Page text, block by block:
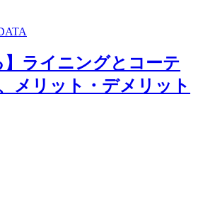
】ライニングとコーテ
メリット・デメリット